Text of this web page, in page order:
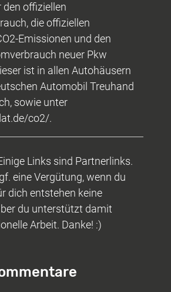
den offiziellen
die offiziellen
Emissionen und den
neuer Pkw
ist in allen Autohäusern
Automobil Treuhand
sowie unter
co2/.
Links sind Partnerlinks.
eine Vergütung, wenn du
dich entstehen keine
du unterstützt damit
Arbeit. Danke! :)